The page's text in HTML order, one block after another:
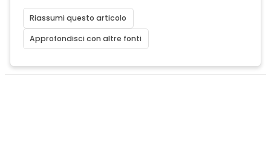
Riassumi questo articolo
Approfondisci con altre fonti